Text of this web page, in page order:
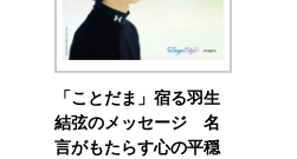
「ことだま」宿る羽生
結弦のメッセージ 名
言がもたらす心の平穏